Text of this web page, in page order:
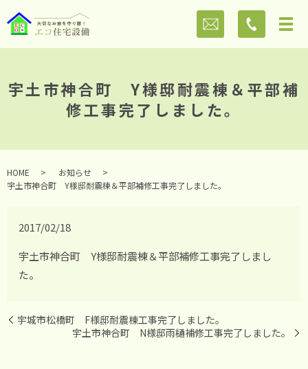
宇土市神合町 Y様邸耐震棟＆平部補
修工事完了しました。
HOME
お知らせ
宇土市神合町 Y様邸耐震棟＆平部補修工事完了しました。
2017/02/18
宇土市神合町 Y様邸耐震棟＆平部補修工事完了しまし
た。
宇城市松橋町 F様邸耐震棟工事完了しました。
宇土市神合町 N様邸雨樋補修工事完了しました。